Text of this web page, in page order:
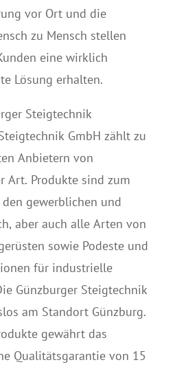
vor Ort und die
zu Mensch stellen
eine wirklich
Lösung erhalten.
Steigtechnik
GmbH zählt zu
Anbietern von
Art. Produkte sind zum
gewerblichen und
aber auch alle Arten von
sowie Podeste und
für industrielle
Günzburger Steigtechnik
am Standort Günzburg.
gewährt das
Qualitätsgarantie von 15